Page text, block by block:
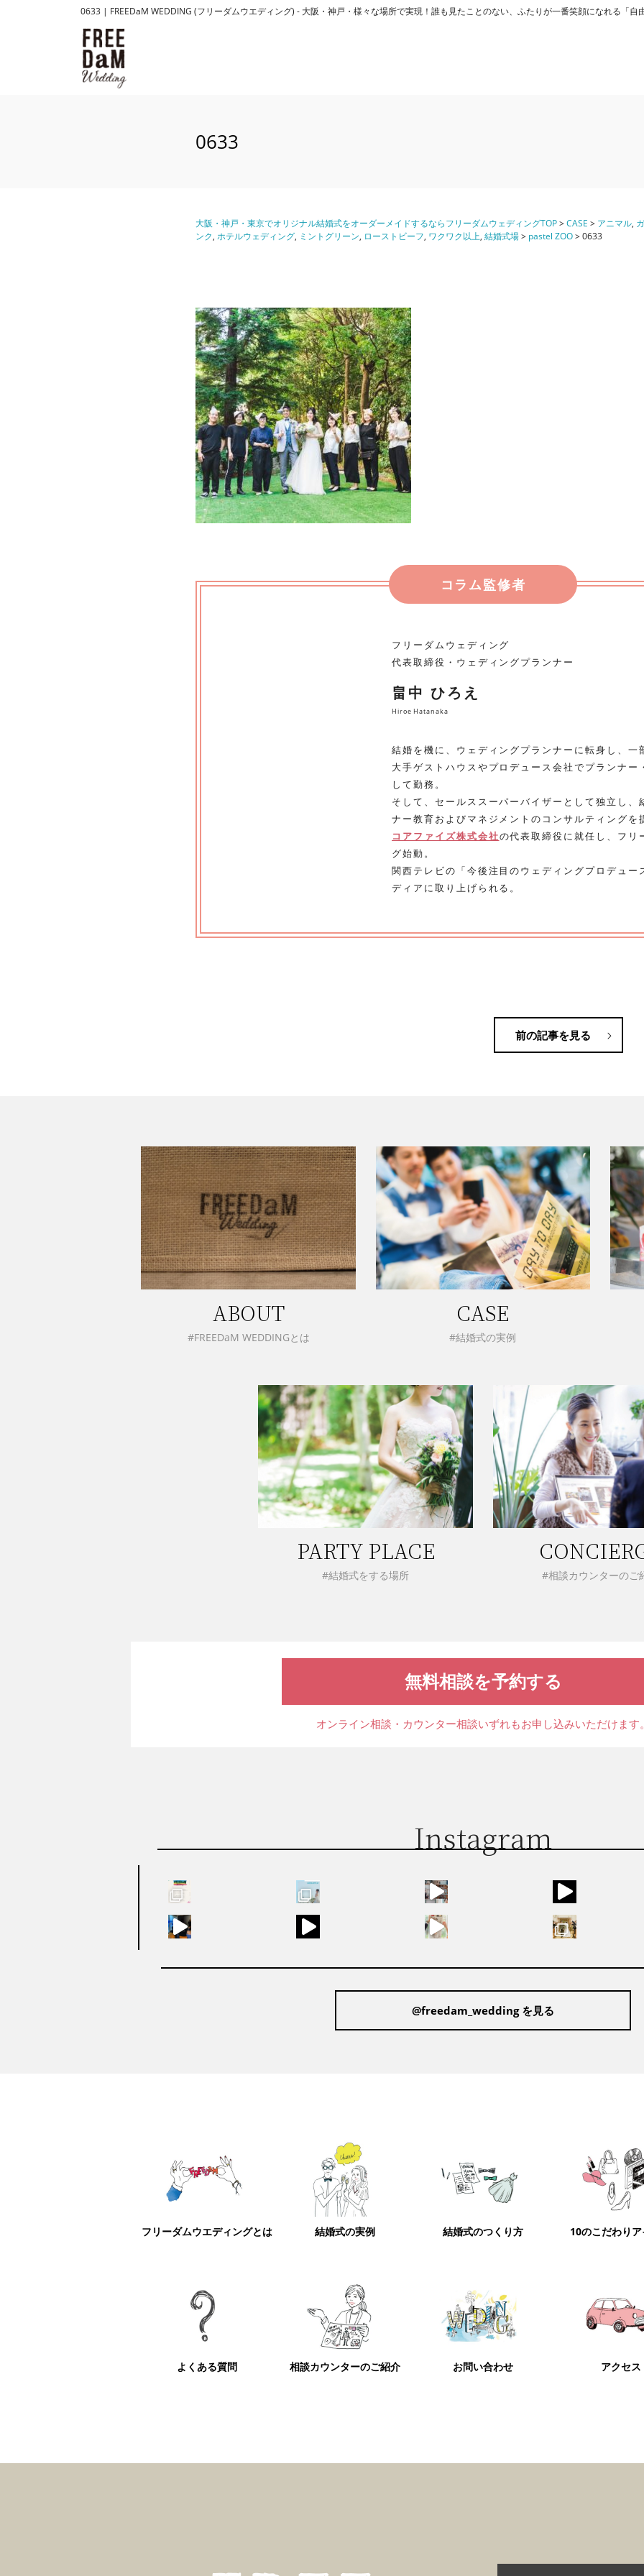
0633 | FREEDaM WEDDING (フリーダムウエディング) - 大阪・神戸・様々な場所で実現！誰も見たことのない、ふたりが一番笑顔になれる「自
0633
大阪・神戸・東京でオリジナル結婚式をオーダーメイドするならフリーダムウェディングTOP>CASE > アニマル,
ンク, ホテルウェディング, ミントグリーン, ローストビーフ, ワクワク以上, 結婚式場> pastel ZOO>0633
コラム監修者
フリーダムウェディング
代表取締役・ウェディングプランナー
畠中 ひろえ
Hiroe Hatanaka
結婚を機に、ウェディングプランナーに転身し、一
大手ゲストハウスやプロデュース会社でプランナー
して勤務。
そして、セールススーパーバイザーとして独立し、
ナー教育およびマネジメントのコンサルティングを
コアファイズ株式会社の代表取締役に就任し、フリ
グ始動。
関西テレビの「今後注目のウェディングプロデュー
ディアに取り上げられる。
前の記事を見る
ABOUT
#FREEDaM WEDDINGとは
CASE
#結婚式の実例
PARTY PLACE
#結婚式をする場所 #相談カウンターのご
無料相談を予約する
オンライン相談・カウンター相談いずれもお申し込みいただけます
Instagram
@freedam_wedding を見る
フリーダムウエディングとは 結婚式の実例 結婚式のつくり方 10のこだわり
よくある質問 相談カウンターのご紹介 お問い合わせ アクセス